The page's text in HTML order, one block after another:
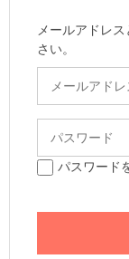
メールアドレ
さい。
パスワード